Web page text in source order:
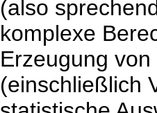
(also
komplexe
Erzeugung
(einschließlich